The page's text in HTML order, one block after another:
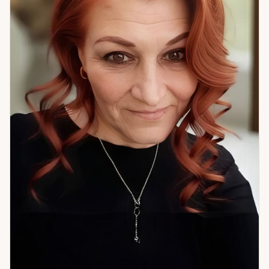
Начнём с того, что есть.